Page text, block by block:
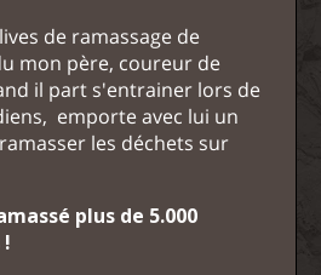
de ramassage de
mon père, coureur de
il part s'entrainer lors de
emporte avec lui un
les déchets sur
plus de 5.000